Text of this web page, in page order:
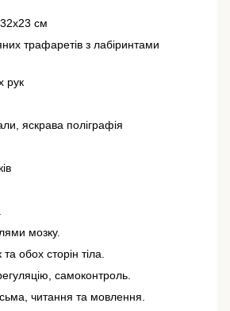
см
трафаретів з лабіринтами
рук
яскрава поліграфія
мозку.
обох сторін тіла.
самоконтроль.
читання та мовлення.